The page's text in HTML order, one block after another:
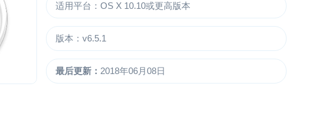
适用平台：OS X 10.10或更高版本
版本：v6.5.1
最后更新： 2018年06月08日